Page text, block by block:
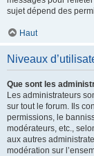
sujet dépend des
Haut
Niveaux
Que sont les
Les administrateurs
sur tout le forum. Ils
permissions, le
modérateurs, etc.,
aux autres
modération sur